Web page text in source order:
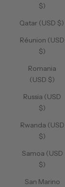
$)
Qatar (USD $)
Réunion (USD
$)
Romania
(USD $)
Russia (USD
$)
Rwanda (USD
$)
Samoa (USD
$)
San Marino